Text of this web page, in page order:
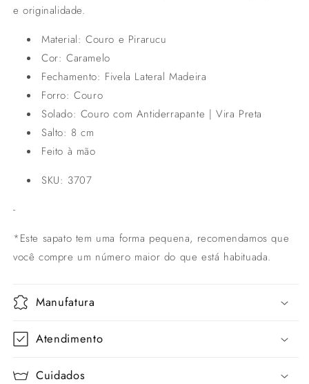
e originalidade.
Material: Couro e Pirarucu
Cor: Caramelo
Fechamento: Fivela Lateral Madeira
Forro: Couro
Solado: Couro com Antiderrapante | Vira Preta
Salto: 8cm
Feito à mão
SKU: 3707
-
*Este sapato tem uma forma pequena, recomendamos que
você compre um número maior do que está habituada.
Manufatura
Atendimento
Cuidados